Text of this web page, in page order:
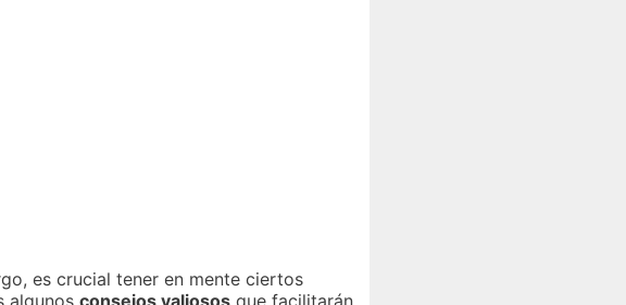
es crucial tener en mente ciertos